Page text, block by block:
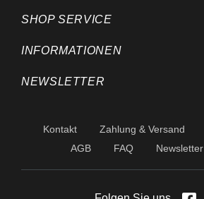
SHOP SERVICE
INFORMATIONEN
NEWSLETTER
Kontakt Zahlung & Versand
AGB
FAQ Newsletter